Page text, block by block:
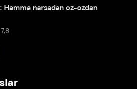
Hamma narsadan oz-ozdan